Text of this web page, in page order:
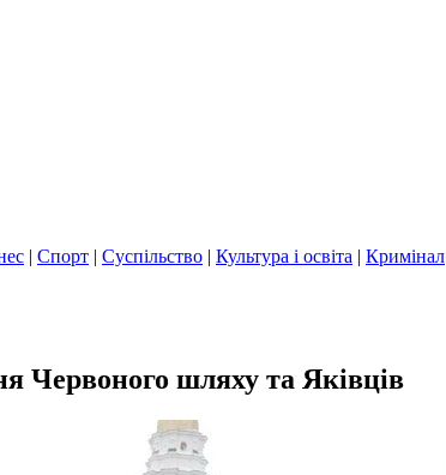
| Спорт | Суспільство | Культура і освіта | Кримінал
Червоного шляху та Яківців